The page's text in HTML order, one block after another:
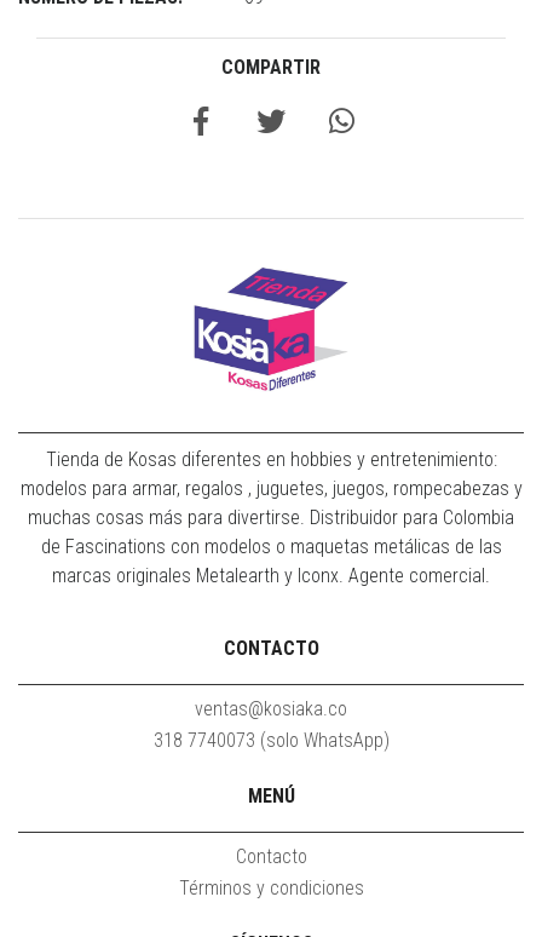
COMPARTIR
Tienda de Kosas diferentes en hobbies y entretenimiento:
modelos para armar, regalos , juguetes, juegos, rompecabezas y
muchas cosas más para divertirse. Distribuidor para Colombia
de Fascinations con modelos o maquetas metálicas de las
marcas originales Metalearth y Iconx. Agente comercial.
CONTACTO
ventas@kosiaka.co
318 7740073 (solo WhatsApp)
MENÚ
Contacto
Términos y condiciones